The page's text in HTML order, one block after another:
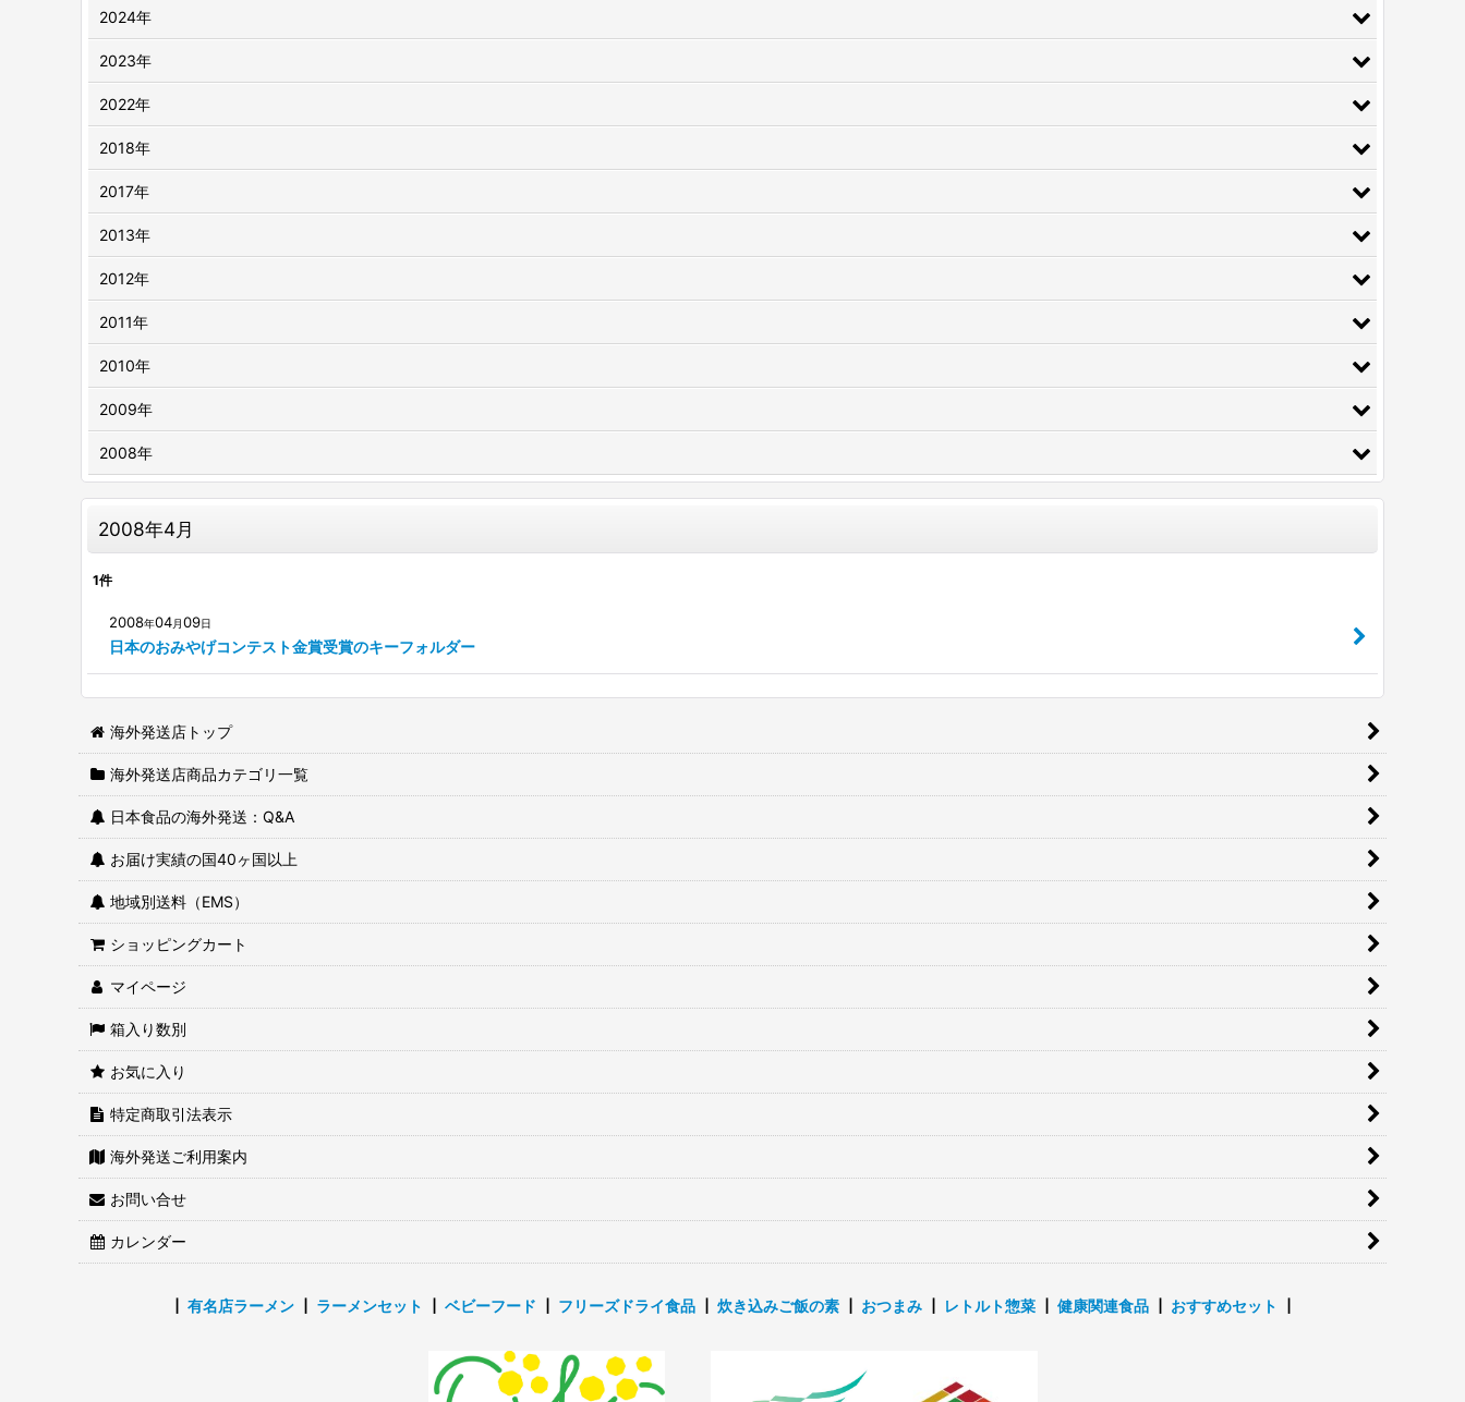
2008年4月
1件
2008年04月09日
日本のおみやげコンテスト金賞受賞のキーフォルダー
2024年
2023年
2022年
2018年
2017年
2013年
2012年
2011年
2010年
2009年
2008年
海外発送店トップ
海外発送店商品カテゴリ一覧
日本食品の海外発送：Q&A
お届け実績の国40ヶ国以上
地域別送料（EMS）
ショッピングカート
マイページ
箱入り数別
お気に入り
特定商取引法表示
海外発送ご利用案内
お問い合せ
カレンダー
有名店ラーメン ラーメンセット ベビーフード フリーズドライ食品 炊き込みご飯の素 おつまみ レトルト惣菜 健康関連食品 おすすめセット